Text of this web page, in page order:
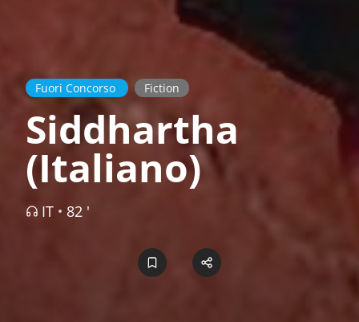
Fuori Concorso Fiction
Siddhartha
(Italiano)
IT 82 '